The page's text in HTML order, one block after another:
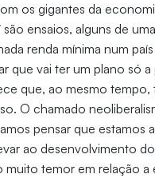
os gigantes da
ensaios, alguns de
renda mínima num
que vai ter um plano só
que, ao mesmo tempo,
O chamado
pensar que estamos
ao desenvolvimento do
temor em relação a